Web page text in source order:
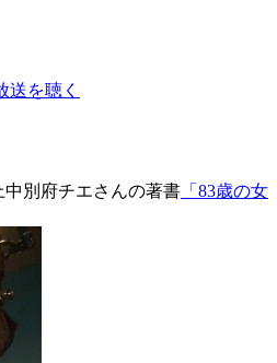
送を聴く
別府チエさんの著書 「83歳の女